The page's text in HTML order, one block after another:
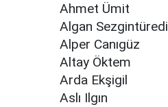
Ahmet Ümit
Algan Sezgintüredi
Alper Canıgüz
Altay Öktem
Arda Ekşigil
Aslı Ilgın